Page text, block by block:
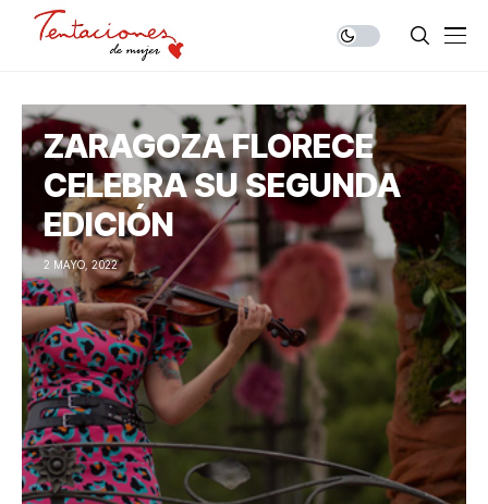
ZARAGOZA FLORECE
CELEBRA SU SEGUNDA
EDICIÓN
2 MAYO, 2022